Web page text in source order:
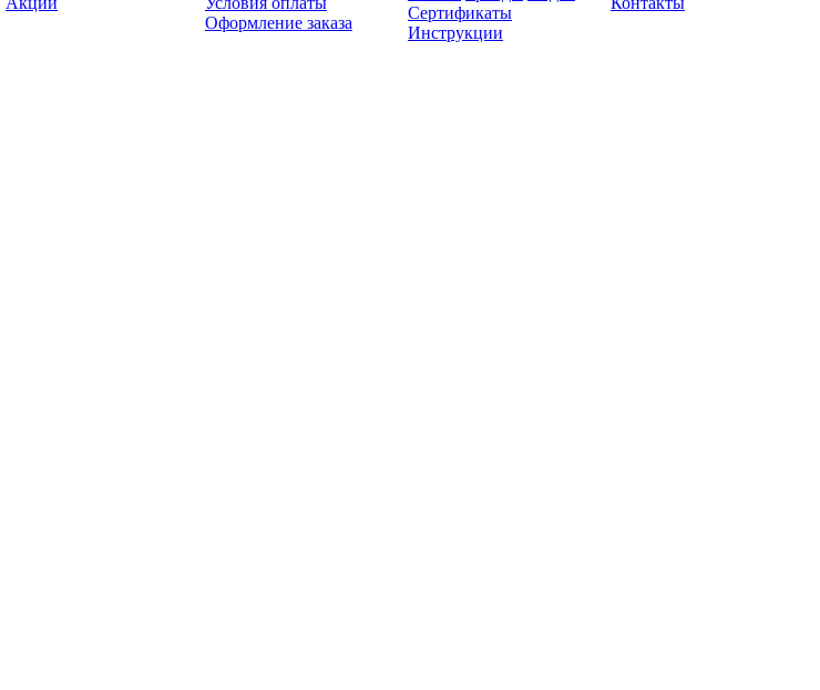
Оформление заказа
Сертификаты
Инструкции